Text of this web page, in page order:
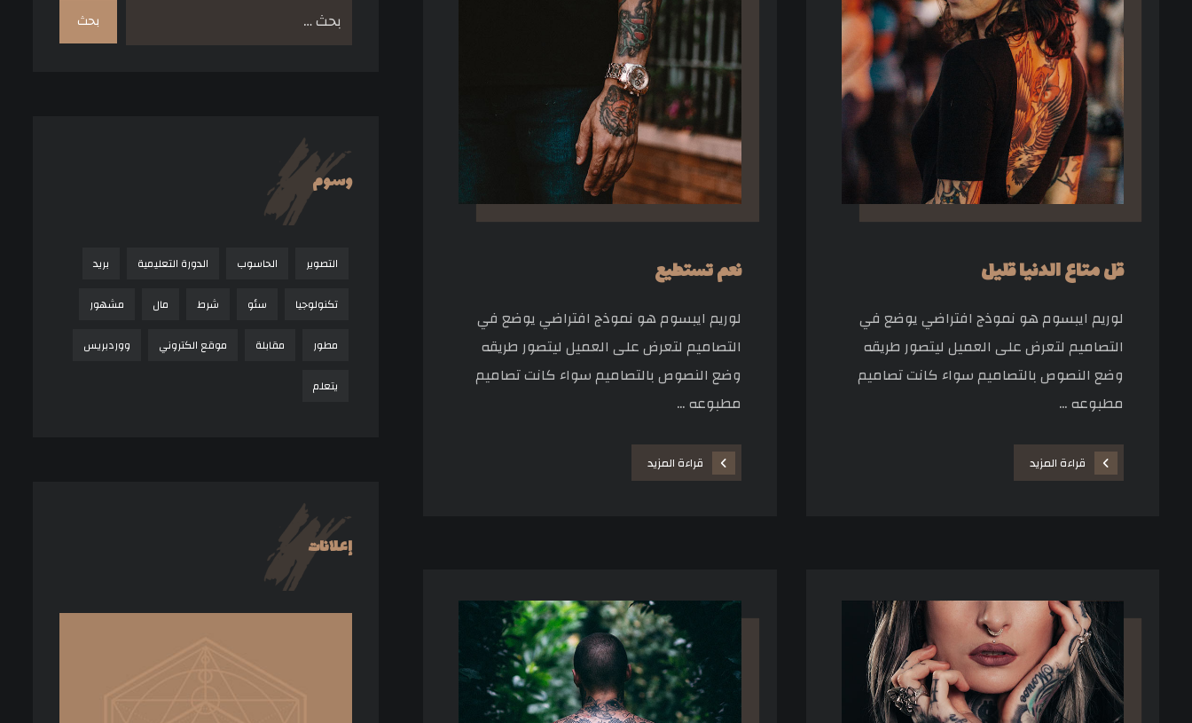
قل متاع الدنيا قليل
لوريم ايبسوم هو نموذج افتراضي يوضع في
التصاميم لتعرض على العميل ليتصور طريقه
وضع النصوص بالتصاميم سواء كانت تصاميم
مطبوعه ...
قراءة المزيد
نعم تستطيع
لوريم ايبسوم هو نموذج افتراضي يوضع في
التصاميم لتعرض على العميل ليتصور طريقه
وضع النصوص بالتصاميم سواء كانت تصاميم
مطبوعه ...
قراءة المزيد
وسوم
التصوير الحاسوب الدورة التعليمية بريد
تكنولوجيا سئو شرط مال مشهور
مطور مقابلة موقع الكتروني ووردبريس
يتعلم
إعلانات